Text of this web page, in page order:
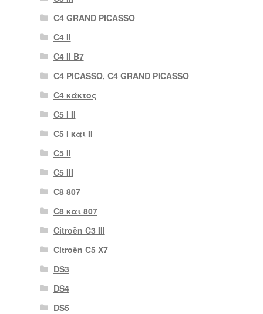
C4 GRAND PICASSO
C4 II
C4 II B7
C4 PICASSO, C4 GRAND PICASSO
C4 κάκτος
C5 I II
C5 I και II
C5 II
C5 III
C8 807
C8 και 807
Citroën C3 III
Citroën C5 X7
DS3
DS4
DS5